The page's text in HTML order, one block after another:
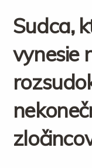
Sudca,
vynesie